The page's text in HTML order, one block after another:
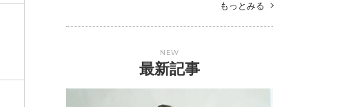
もっとみる
NEW
最新記事